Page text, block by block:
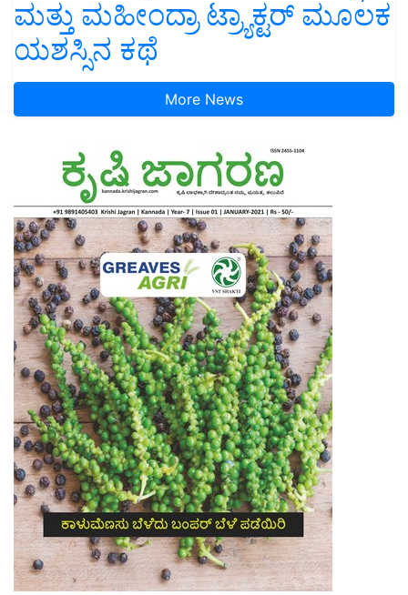
ಮತ್ತು ಮಹೀಂದ್ರಾ ಟ್ರ್ಯಾಕ್ಟರ್ ಮೂಲಕ
ಯಶಸ್ಸಿನ ಕಥೆ
More News